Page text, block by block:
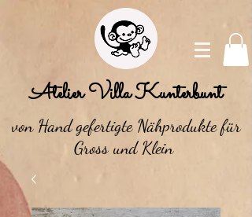
Atelier Villa Kunterbunt
von Hand gefertigte Nähprodukte für
Gross und Klein